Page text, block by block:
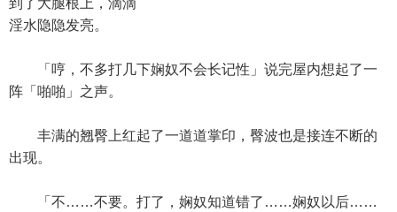
到了大腿根上，滴滴
淫水隐隐发亮。
「哼，不多打几下娴奴不会长记性」说完屋内想起了一
阵「啪啪」之声。
丰满的翘臀上红起了一道道掌印，臀波也是接连不断的
出现。
「不……不要。打了，娴奴知道错了……娴奴以后……